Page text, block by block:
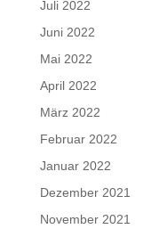
Juli 2022
Juni 2022
Mai 2022
April 2022
März 2022
Februar 2022
Januar 2022
Dezember 2021
November 2021